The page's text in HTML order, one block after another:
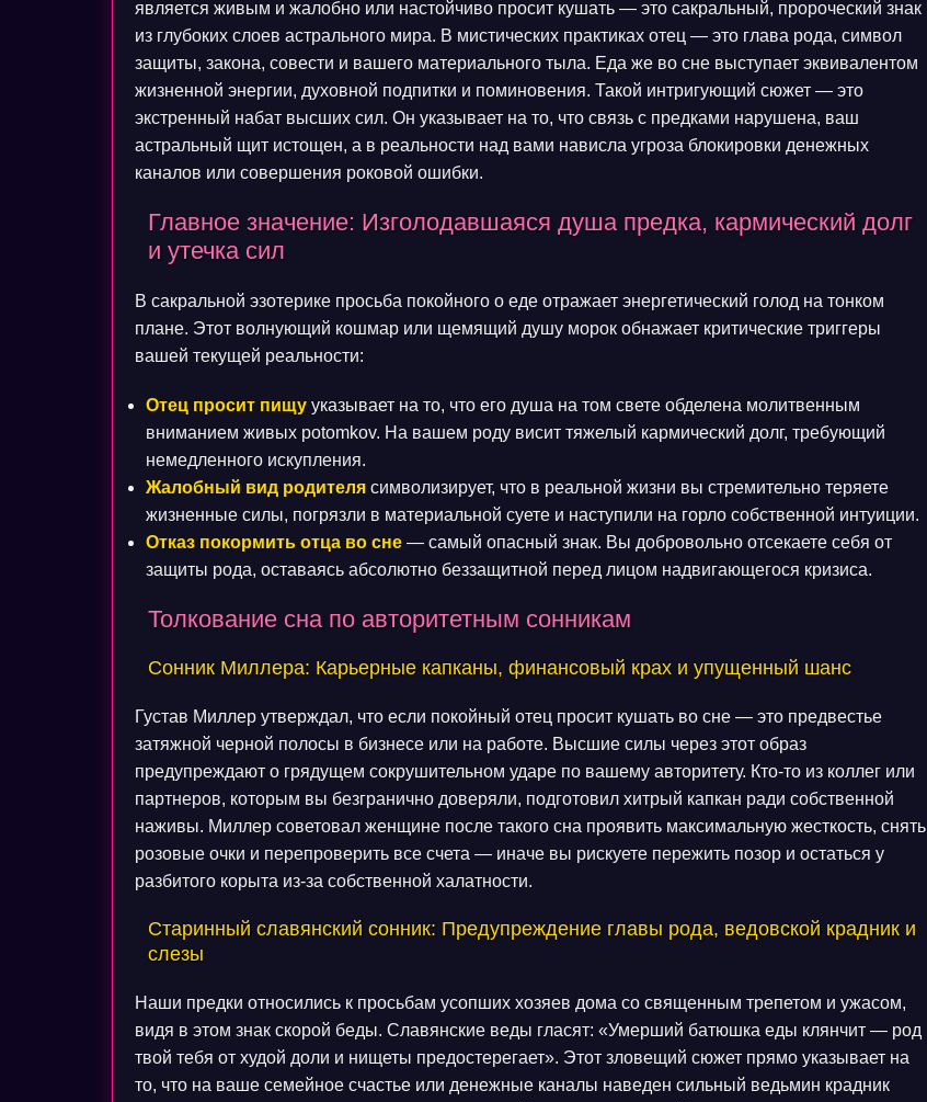
является живым и жалобно или настойчиво просит кушать — это сакральный, пророческий знак
из глубоких слоев астрального мира. В мистических практиках отец — это глава рода, символ
защиты, закона, совести и вашего материального тыла. Еда же во сне выступает эквивалентом
жизненной энергии, духовной подпитки и поминовения. Такой интригующий сюжет — это
экстренный набат высших сил. Он указывает на то, что связь с предками нарушена, ваш
астральный щит истощен, а в реальности над вами нависла угроза блокировки денежных
каналов или совершения роковой ошибки.
Главное значение: Изголодавшаяся душа предка, кармический долг
и утечка сил
В сакральной эзотерике просьба покойного о еде отражает энергетический голод на тонком
плане. Этот волнующий кошмар или щемящий душу морок обнажает критические триггеры
вашей текущей реальности:
Отец просит пищу указывает на то, что его душа на том свете обделена молитвенным
вниманием живых potomkov. На вашем роду висит тяжелый кармический долг, требующий
немедленного искупления.
Жалобный вид родителя символизирует, что в реальной жизни вы стремительно теряете
жизненные силы, погрязли в материальной суете и наступили на горло собственной интуиции.
Отказ покормить отца во сне — самый опасный знак. Вы добровольно отсекаете себя от
защиты рода, оставаясь абсолютно беззащитной перед лицом надвигающегося кризиса.
Толкование сна по авторитетным сонникам
Сонник Миллера: Карьерные капканы, финансовый крах и упущенный шанс
Густав Миллер утверждал, что если покойный отец просит кушать во сне — это предвестье
затяжной черной полосы в бизнесе или на работе. Высшие силы через этот образ
предупреждают о грядущем сокрушительном ударе по вашему авторитету. Кто-то из коллег или
партнеров, которым вы безгранично доверяли, подготовил хитрый капкан ради собственной
наживы. Миллер советовал женщине после такого сна проявить максимальную жесткость, снять
розовые очки и перепроверить все счета — иначе вы рискуете пережить позор и остаться у
разбитого корыта из-за собственной халатности.
Старинный славянский сонник: Предупреждение главы рода, ведовской крадник и
слезы
Наши предки относились к просьбам усопших хозяев дома со священным трепетом и ужасом,
видя в этом знак скорой беды. Славянские веды гласят: «Умерший батюшка еды клянчит — род
твой тебя от худой доли и нищеты предостерегает». Этот зловещий сюжет прямо указывает на
то, что на ваше семейное счастье или денежные каналы наведен сильный ведьмин крадник